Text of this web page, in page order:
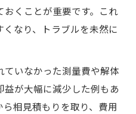
おくことが重要です。これ
なり、トラブルを未然に
ていなかった測量費や解体
益が大幅に減少した例もあ
相見積もりを取り、費用